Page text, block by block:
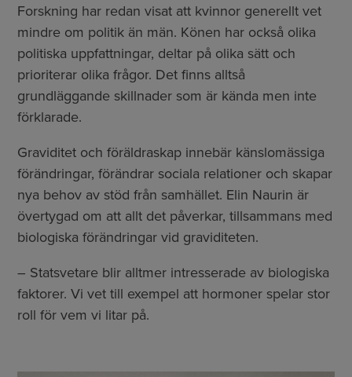
Forskning har redan visat att kvinnor generellt vet
mindre om politik än män. Könen har också olika
politiska uppfattningar, deltar på olika sätt och
prioriterar olika frågor. Det finns alltså
grundläggande skillnader som är kända men inte
förklarade.
Graviditet och föräldraskap innebär känslomässiga
förändringar, förändrar sociala relationer och skapar
nya behov av stöd från samhället. Elin Naurin är
övertygad om att allt det påverkar, tillsammans med
biologiska förändringar vid graviditeten.
– Statsvetare blir alltmer intresserade av biologiska
faktorer. Vi vet till exempel att hormoner spelar stor
roll för vem vi litar på.